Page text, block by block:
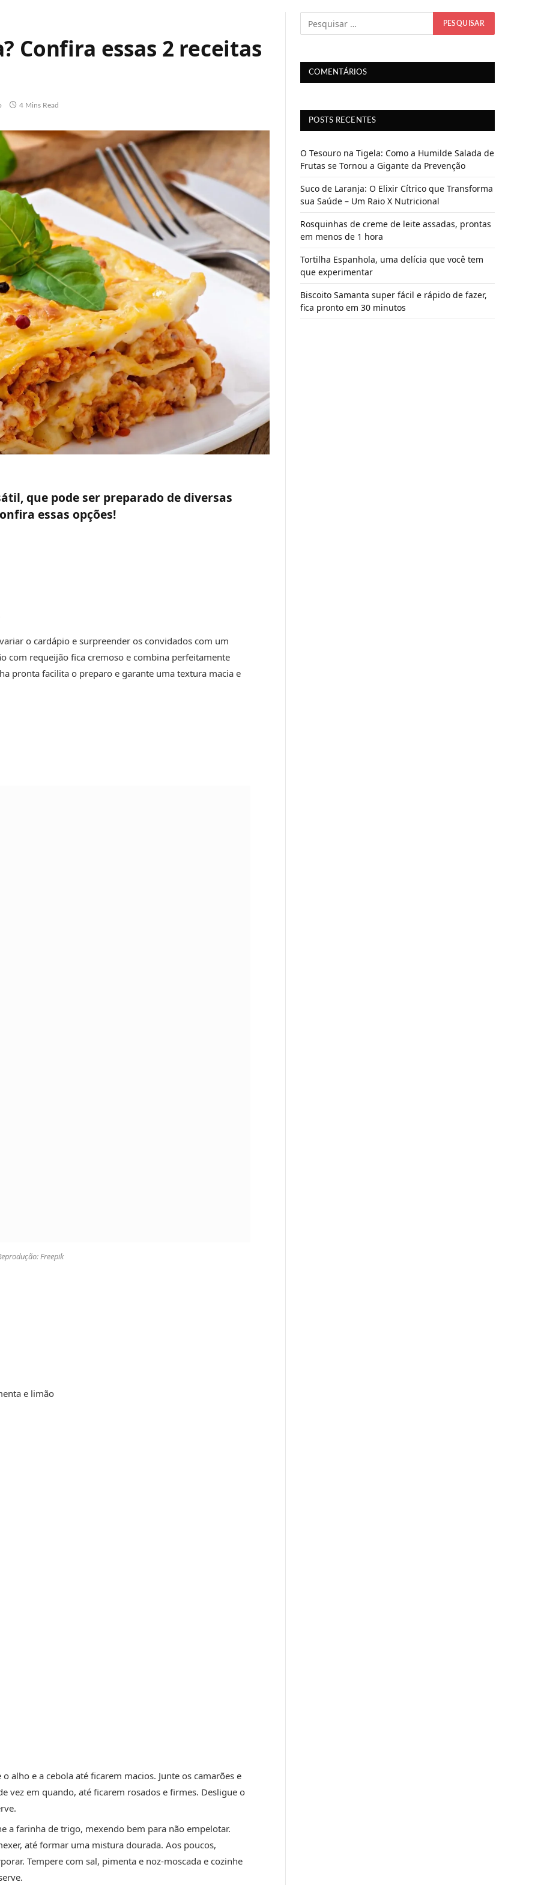
Confira essas 2 receitas
4 Mins Read
que pode ser preparado de diversas
essas opções!
o cardápio e surpreender os convidados com um
com requeijão fica cremoso e combina perfeitamente
pronta facilita o preparo e garante uma textura macia e
Freepik
e limão
alho e a cebola até ficarem macios. Junte os camarões e
vez em quando, até ficarem rosados e firmes. Desligue o
a farinha de trigo, mexendo bem para não empelotar.
até formar uma mistura dourada. Aos poucos,
Tempere com sal, pimenta e noz-moscada e cozinhe
COMENTÁRIOS
POSTS RECENTES
O Tesouro na Tigela: Como a Humilde Salada de
Frutas se Tornou a Gigante da Prevenção
Suco de Laranja: O Elixir Cítrico que Transforma
sua Saúde – Um Raio X Nutricional
Rosquinhas de creme de leite assadas, prontas
em menos de 1 hora
Tortilha Espanhola, uma delícia que você tem
que experimentar
Biscoito Samanta super fácil e rápido de fazer,
fica pronto em 30 minutos